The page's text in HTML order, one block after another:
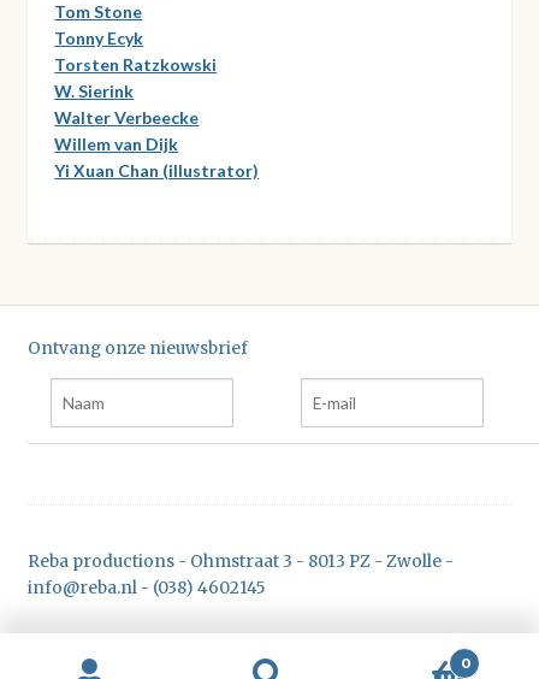
Tom Stone
Tonny Ecyk
Torsten Ratzkowski
W. Sierink
Walter Verbeecke
Willem van Dijk
Yi Xuan Chan (illustrator)
Ontvang onze nieuwsbrief
Reba productions - Ohmstraat 3 - 8013 PZ - Zwolle -
info@reba.nl - (038) 4602145
0